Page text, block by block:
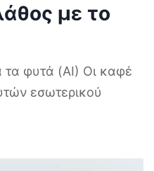
με το
τα φυτά (AI) Οι καφέ
εσωτερικού